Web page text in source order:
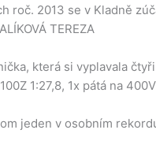
roč. 2013 se v Kladně
TEREZA
která si vyplavala
1:27,8, 1x pátá na
jeden v osobním